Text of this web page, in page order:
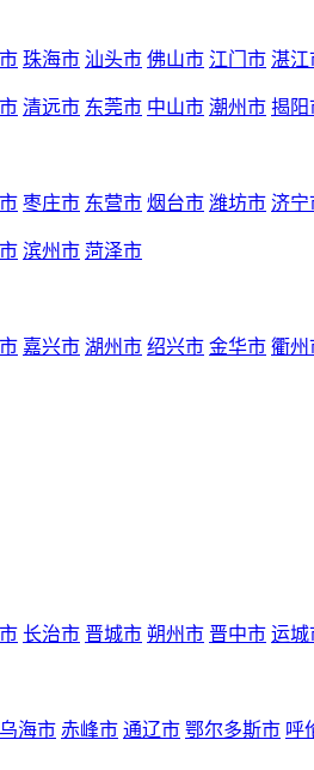
珠海市 汕头市 佛山市 江门市 湛江
清远市 东莞市 中山市 潮州市 揭阳
枣庄市 东营市 烟台市 潍坊市 济宁
滨州市 菏泽市
嘉兴市 湖州市 绍兴市 金华市 衢州
长治市 晋城市 朔州市 晋中市 运城
乌海市 赤峰市 通辽市 鄂尔多斯市 呼